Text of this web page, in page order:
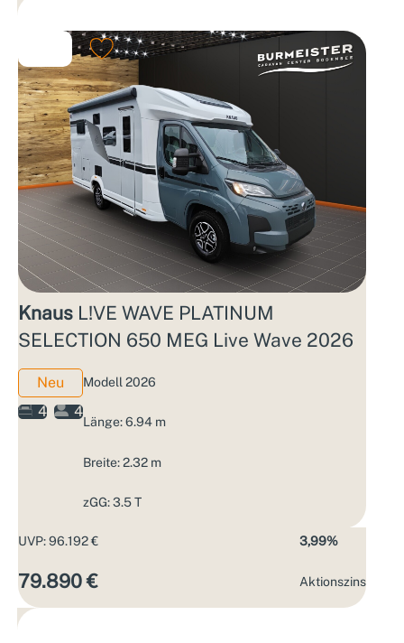
Knaus L!VE WAVE PLATINUM
SELECTION 650 MEG Live Wave 2026
Neu
4
4
Modell 2026
Länge: 6.94 m
Breite: 2.32 m
zGG: 3.5 T
UVP: 96.192 €
79.890 €
3,99%
Aktions­zins